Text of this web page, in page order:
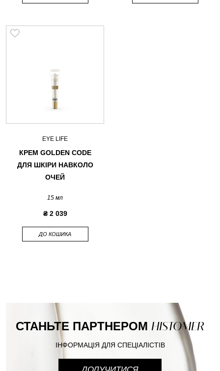
EYE LIFE
КРЕМ GOLDEN CODE
ДЛЯ ШКІРИ НАВКОЛО
ОЧЕЙ
15 мл
₴ 2 039
ДО КОШИКА
СТАНЬТЕ ПАРТНЕРОМ HISTOMER
ІНФОРМАЦІЯ ДЛЯ СПЕЦІАЛІСТІВ